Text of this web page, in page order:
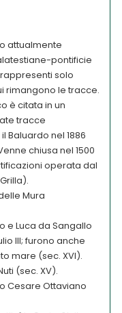
attualmente
pontificie
solo
rimangono le tracce.
è citata in un
tracce
Baluardo nel 1886
chiusa nel 1500
operata dal
Mura
e Luca da Sangallo
III; furono anche
mare (sec. XVI).
(sec. XV).
Cesare Ottaviano